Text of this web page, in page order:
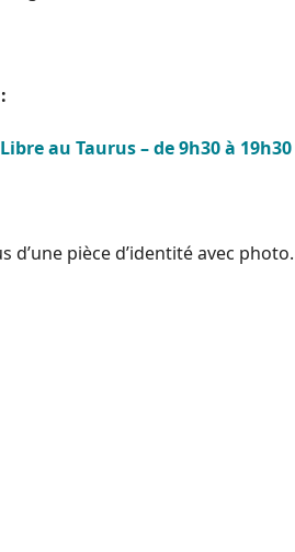
au Taurus – de 9h30 à 19h30
pièce d’identité avec photo.